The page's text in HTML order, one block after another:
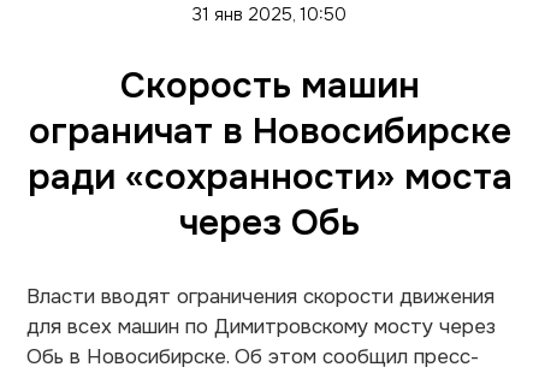
31 янв 2025, 10:50
Скорость машин
ограничат в Новосибирске
ради «сохранности» моста
через Обь
Власти вводят ограничения скорости движения
для всех машин по Димитровскому мосту через
Обь в Новосибирске. Об этом сообщил пресс-